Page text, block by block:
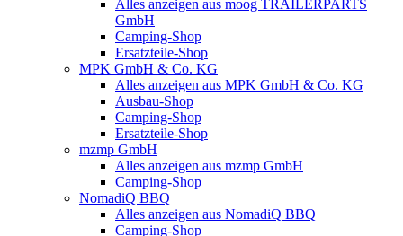
Alles anzeigen aus moog TRAILERPARTS
GmbH
Camping-Shop
Ersatzteile-Shop
MPK GmbH & Co. KG
Alles anzeigen aus MPK GmbH & Co. KG
Ausbau-Shop
Camping-Shop
Ersatzteile-Shop
mzmp GmbH
Alles anzeigen aus mzmp GmbH
Camping-Shop
NomadiQ BBQ
Alles anzeigen aus NomadiQ BBQ
Camping-Shop